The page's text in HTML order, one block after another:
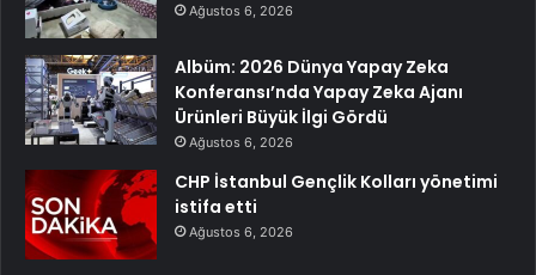
Ağustos 6, 2026
Albüm: 2026 Dünya Yapay Zeka
Konferansı’nda Yapay Zeka Ajanı
Ürünleri Büyük İlgi Gördü
Ağustos 6, 2026
CHP İstanbul Gençlik Kolları yönetimi
istifa etti
Ağustos 6, 2026